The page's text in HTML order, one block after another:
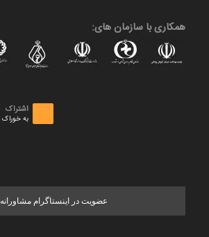
همکاری با سازمان های:
اشتراک
به خوراک RSS
عضویت در اینستاگرام مشاورانه